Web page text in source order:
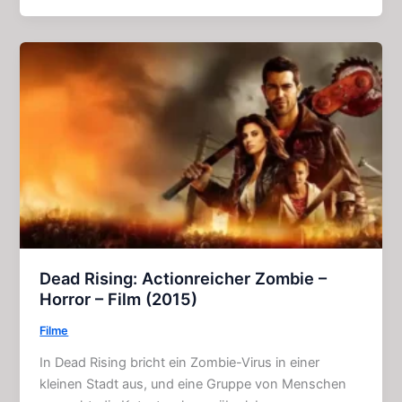
eines
Geistersehers:
Hörspiel
(2011)
Dead Rising: Actionreicher Zombie –
Horror – Film (2015)
Filme
In Dead Rising bricht ein Zombie-Virus in einer
kleinen Stadt aus, und eine Gruppe von Menschen